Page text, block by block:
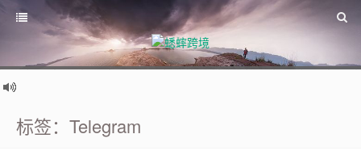
标签：Telegram